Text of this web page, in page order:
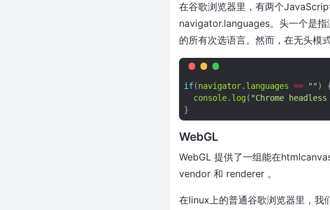
在谷歌浏览器里，有两个
navigator.languages。头一个是指
的所有次选语言。然而，在无头模
if(navigator. languages == "" )
console. log ( "Chrome
}
WebGL
WebGL 提供了一组能在
vendor 和 renderer 。
在linux上的普通谷歌浏览器里，